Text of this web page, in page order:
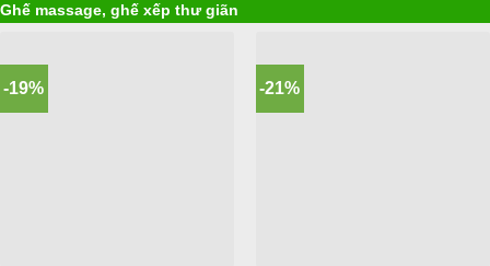
Ghế massage, ghế xếp thư giãn
-19% -21%